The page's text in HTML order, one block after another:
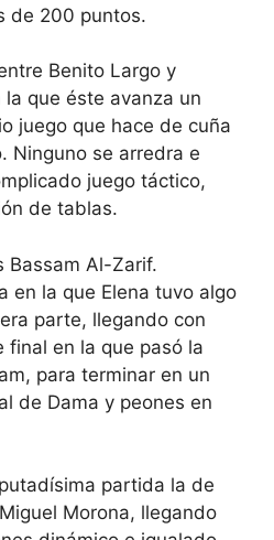
de 200 puntos.
Benito Largo y
que éste avanza un
juego que hace de cuña
Ninguno se arredra e
juego táctico,
de tablas.
Bassam Al-Zarif.
en la que Elena tuvo algo
parte, llegando con
final en la que pasó la
para terminar en un
de Dama y peones en
partida la de
Morona, llegando